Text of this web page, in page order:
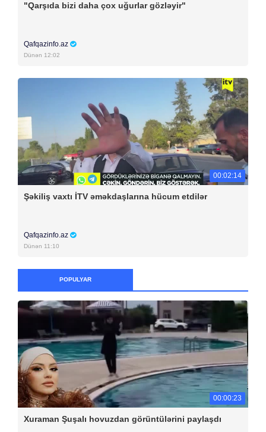
"Qarşıda bizi daha çox uğurlar gözləyir"
Qafqazinfo.az
Dünən 12:02
00:02:14
Şəkiliş vaxtı İTV əməkdaşlarına hücum etdilər
Qafqazinfo.az
Dünən 11:10
POPULYAR
00:00:23
Xuraman Şuşalı hovuzdan görüntülərini paylaşdı